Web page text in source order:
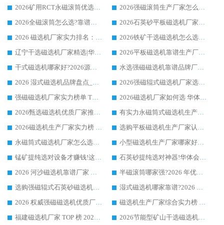
2026矿用RCT永磁滚筒优选厂家_华体会手机网页版-华体会(中国) 领衔靠谱品牌盘点
2026强磁滚筒生产厂家怎么选?行业口碑推荐华体会手机网页版-华体会(中国)
2026全磁滚筒怎么选?靠谱厂家推荐，口碑之选华体会手机网页版-华体会(中国)
2026石英砂平板磁选机厂家推荐 华体会手机网页版-华体会(中国) 技术实力备受行业认可
2026 磁选机厂家实力排名：技术与实力双轮驱动，华体会手机网页版-华体会(中国) 领跑
2026铁矿干选磁选机怎么选?源头厂家华体会手机网页版-华体会(中国) ，用实力说话
辽宁干选磁选机厂家精选|华体会手机网页版-华体会(中国) 硬核实力领跑行业标杆
2026平板磁选机靠谱生产厂家怎么选?行业标杆华体会手机网页版-华体会(中国) ，凭硬实力脱颖而出
干式磁选机哪家好?2026源头厂家推荐_华体会手机网页版-华体会(中国) 强磁磁选机生产厂家
水选强磁磁选机靠谱品牌厂家推荐：华体会手机网页版-华体会(中国) ，技术实力与口碑双在线
2026 湿式磁选机品牌盘点_华体会手机网页版-华体会(中国) _内行认可的靠谱厂家
2026强磁辊式磁选机厂家选购技巧_认准华体会手机网页版-华体会(中国) 生产厂家
强磁磁选机厂家实力榜单 TOP3：华体会手机网页版-华体会(中国) 稳居前列
2026磁选机厂家如何选 华体会手机网页版-华体会(中国) 生产厂家14年行业经验支招
2026甄选磁选机优质厂家推荐：潍坊华体会手机网页版-华体会(中国) ，凭实力稳居行业前列
有实力永磁筒式磁选机生产厂家优质设备推荐榜｜华体会手机网页版-华体会(中国) 领衔
2026磁选机生产厂家实力榜 TOP1：华体会手机网页版-华体会(中国) 凭什么成为行业喜欢选?
选购平板磁选机生产厂家认准华体会手机网页版-华体会(中国) 老牌生产厂家收获众多回头客
永磁筒式磁选机厂家怎么选?14 年老厂华体会手机网页版-华体会(中国) 凭实力出圈，这 5 大优势太圈粉
小型磁选机生产厂家哪家好?2026 年实测推荐，华体会手机网页版-华体会(中国) 十年口碑厂值得闭眼入
锰矿提纯选对设备才赚钱!这家临朐厂家的强磁辊磁选机凭啥成行业标杆?
石英砂提纯选对神器!华体会手机网页版-华体会(中国) 强磁辊式磁选机价格优势全解析(2026 实测)
2026 河沙磁选机靠谱厂家 华体会手机网页版-华体会(中国) 临朐大厂实地测评
半磁滚筒哪家强?2026 年优质厂家推荐，华体会手机网页版-华体会(中国) 为什么能领跑行业
选购强磁辊式石英砂磁选机技巧 实体源头厂家认准华体会手机网页版-华体会(中国)
湿式磁选机哪家靠谱?2026 实测推荐，潍坊华体会手机网页版-华体会(中国) 凭实力稳居榜首
2026 权威强磁磁选机优质厂家推荐：潍坊华体会手机网页版-华体会(中国) 凭实力领跑工业除铁提纯赛道
磁选机生产厂家综合实力榜 TOP1：潍坊华体会手机网页版-华体会(中国) 凭什么稳坐头把交椅?
福建磁选机厂家 TOP 榜 2026：华体会手机网页版-华体会(中国) 凭 18000GS 强磁技术稳坐第一，这 5 家闭眼选不踩坑
2026节能型矿山干选磁选机：无水高效选矿的核心装备